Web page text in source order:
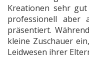
Kreationen sehr
professionell aber
präsentiert.
kleine Zuschauer
Leidwesen ihrer